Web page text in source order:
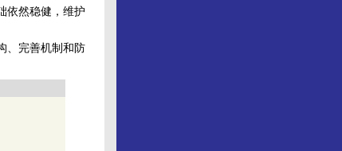
依然稳健，维护
、完善机制和防